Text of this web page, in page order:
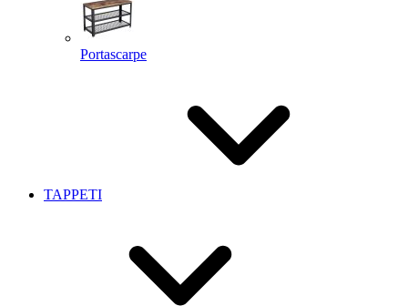
Portascarpe
TAPPETI